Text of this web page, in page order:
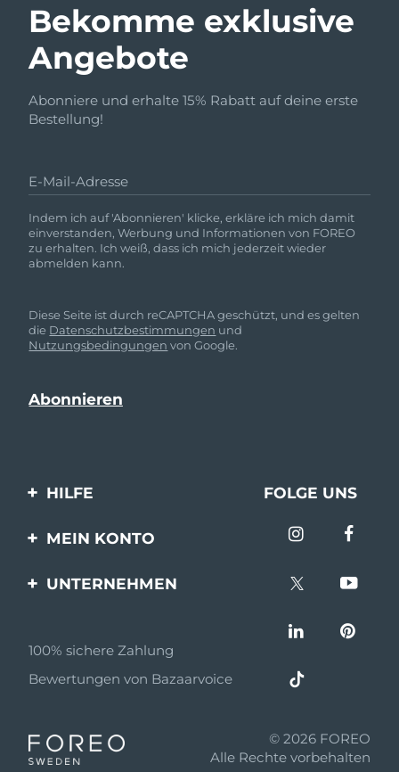
Bekomme exklusive
Angebote
Abonniere und erhalte 15% Rabatt auf deine erste
Bestellung!
E-Mail-Adresse
Indem ich auf 'Abonnieren' klicke, erkläre ich mich damit
einverstanden, Werbung und Informationen von FOREO
zu erhalten. Ich weiß, dass ich mich jederzeit wieder
abmelden kann.
Diese Seite ist durch reCAPTCHA geschützt, und es gelten
die Datenschutzbestimmungen und
Nutzungsbedingungen von Google.
HILFE
Kontaktiere uns
FOLGE UNS
MEIN KONTO
UNTERNEHMEN
Partnerprogramm
Partner Nachrichten
Einzelhändler
100% sichere Zahlung
Bewertungen von Bazaarvoice
© 2026 FOREO
Alle Rechte vorbehalten